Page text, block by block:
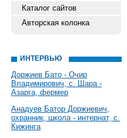
Каталог сайтов
Авторская колонка
ИНТЕРВЬЮ
Доржиев Бато - Очир
Владимирович, с. Шара -
Азарга, фермер
Анадуев Батор Доржиевич,
охранник, школа - интернат, с.
Кижинга